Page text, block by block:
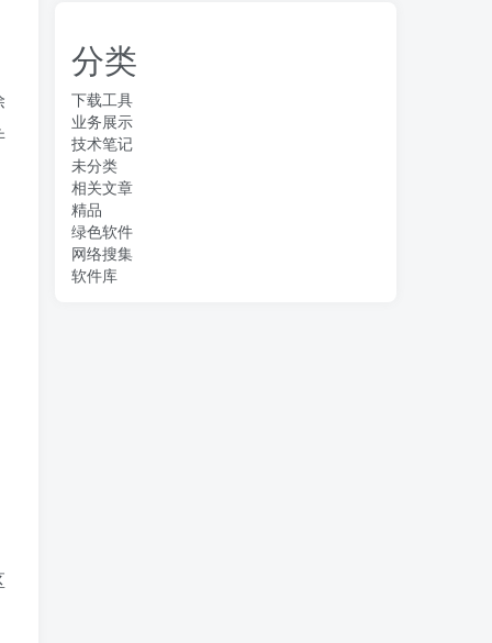
分类
下载工具
业务展示
技术笔记
未分类
相关文章
精品
绿色软件
网络搜集
软件库